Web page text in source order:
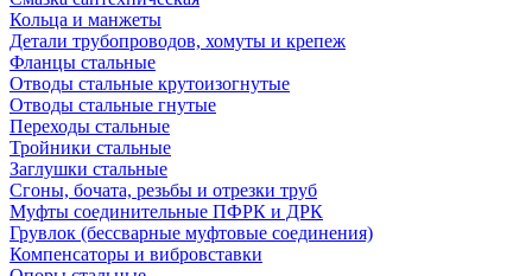
Кольца и манжеты
Детали трубопроводов, хомуты и крепеж
Фланцы стальные
Отводы стальные крутоизогнутые
Отводы стальные гнутые
Переходы стальные
Тройники стальные
Заглушки стальные
Сгоны, бочата, резьбы и отрезки труб
Муфты соединительные ПФРК и ДРК
Грувлок (бессварные муфтовые соединения)
Компенсаторы и вибровставки